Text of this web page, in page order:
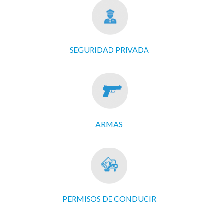
SEGURIDAD PRIVADA
ARMAS
PERMISOS DE CONDUCIR